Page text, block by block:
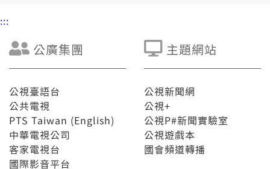
:::
公廣集團
公視臺語台
公共電視
PTS Taiwan (English)
中華電視公司
客家電視台
國際影音平台
主題網站
公視新聞網
公視+
公視P#新聞實驗室
公視遊戲本
國會頻道轉播